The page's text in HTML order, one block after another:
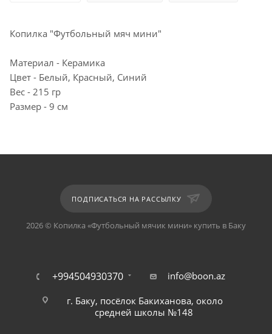
Копилка "Футбольный мяч мини"
Материал - Керамика
Цвет - Белый, Красный, Синий
Вес - 215 гр
Размер - 9 см
ПОДПИСАТЬСЯ НА РАССЫЛКУ
2026 © Копилка «Футбольный мячик мини» купить в Баку
+994504930370 info@boon.az
г. Баку, посёлок Бакиханова, около
средней школы №148